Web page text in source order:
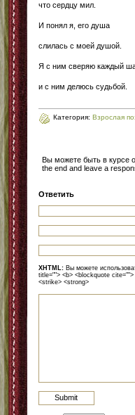
что сердцу мил.
И понял я, его душа
слилась с моей душой.
Я с ним сверяю каждый
и с ним делюсь судьбой.
Категория: Взрослая
Вы можете быть в курсе
the end and leave a
Ответить
XHTML: Вы можете
title=""> <b> <blockquote
<strike> <strong>